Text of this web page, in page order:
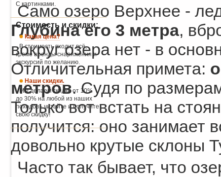
Само озеро Верхнее -
Глубина его 3 метра,
вокруг озера нет - в
Отличительная примета:
метров. Судя по
Только вот встать на
получится: оно занимает
довольно крутые склоны
Часто так бывает, что
С картинками.
Стоимость и скидки:
Какая цена?
В стоимость входит всё,
кроме аренды снаряжения и
экскурсий по желанию.
Наши скидки.
Мы делаем скидки от 10%
до 30% на любой из наших
походов - читайте и получите
свою скидку!